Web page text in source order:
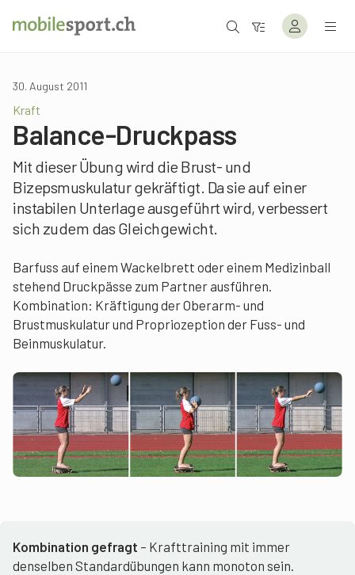
30. August 2011
Kraft
Balance-Druckpass
Mit dieser Übung wird die Brust- und
Bizepsmuskulatur gekräftigt. Da sie auf einer
instabilen Unterlage ausgeführt wird, verbessert
sich zudem das Gleichgewicht.
Barfuss auf einem Wackelbrett oder einem Medizinball
stehend Druckpässe zum Partner ausführen.
Kombination: Kräftigung der Oberarm- und
Brustmuskulatur und Propriozeption der Fuss- und
Beinmuskulatur.
Kombination gefragt – Krafttraining mit immer
denselben Standardübungen kann monoton sein.